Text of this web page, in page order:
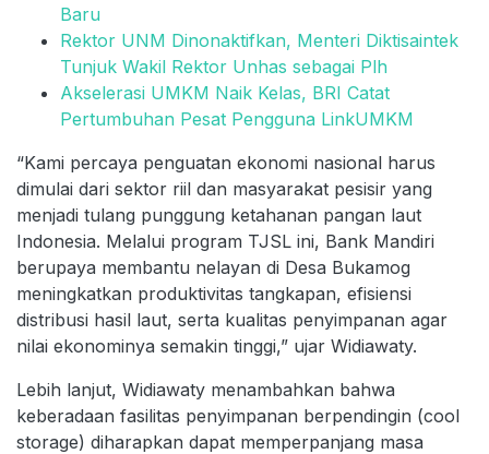
Baru
Rektor UNM Dinonaktifkan, Menteri Diktisaintek
Tunjuk Wakil Rektor Unhas sebagai Plh
Akselerasi UMKM Naik Kelas, BRI Catat
Pertumbuhan Pesat Pengguna LinkUMKM
“Kami percaya penguatan ekonomi nasional harus
dimulai dari sektor riil dan masyarakat pesisir yang
menjadi tulang punggung ketahanan pangan laut
Indonesia. Melalui program TJSL ini, Bank Mandiri
berupaya membantu nelayan di Desa Bukamog
meningkatkan produktivitas tangkapan, efisiensi
distribusi hasil laut, serta kualitas penyimpanan agar
nilai ekonominya semakin tinggi,” ujar Widiawaty.
Lebih lanjut, Widiawaty menambahkan bahwa
keberadaan fasilitas penyimpanan berpendingin (cool
storage) diharapkan dapat memperpanjang masa